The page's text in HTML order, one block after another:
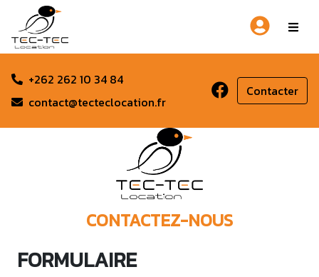
+262 262 10 34 84
contact@tecteclocation.fr
Contacter
CONTACTEZ-NOUS
FORMULAIRE